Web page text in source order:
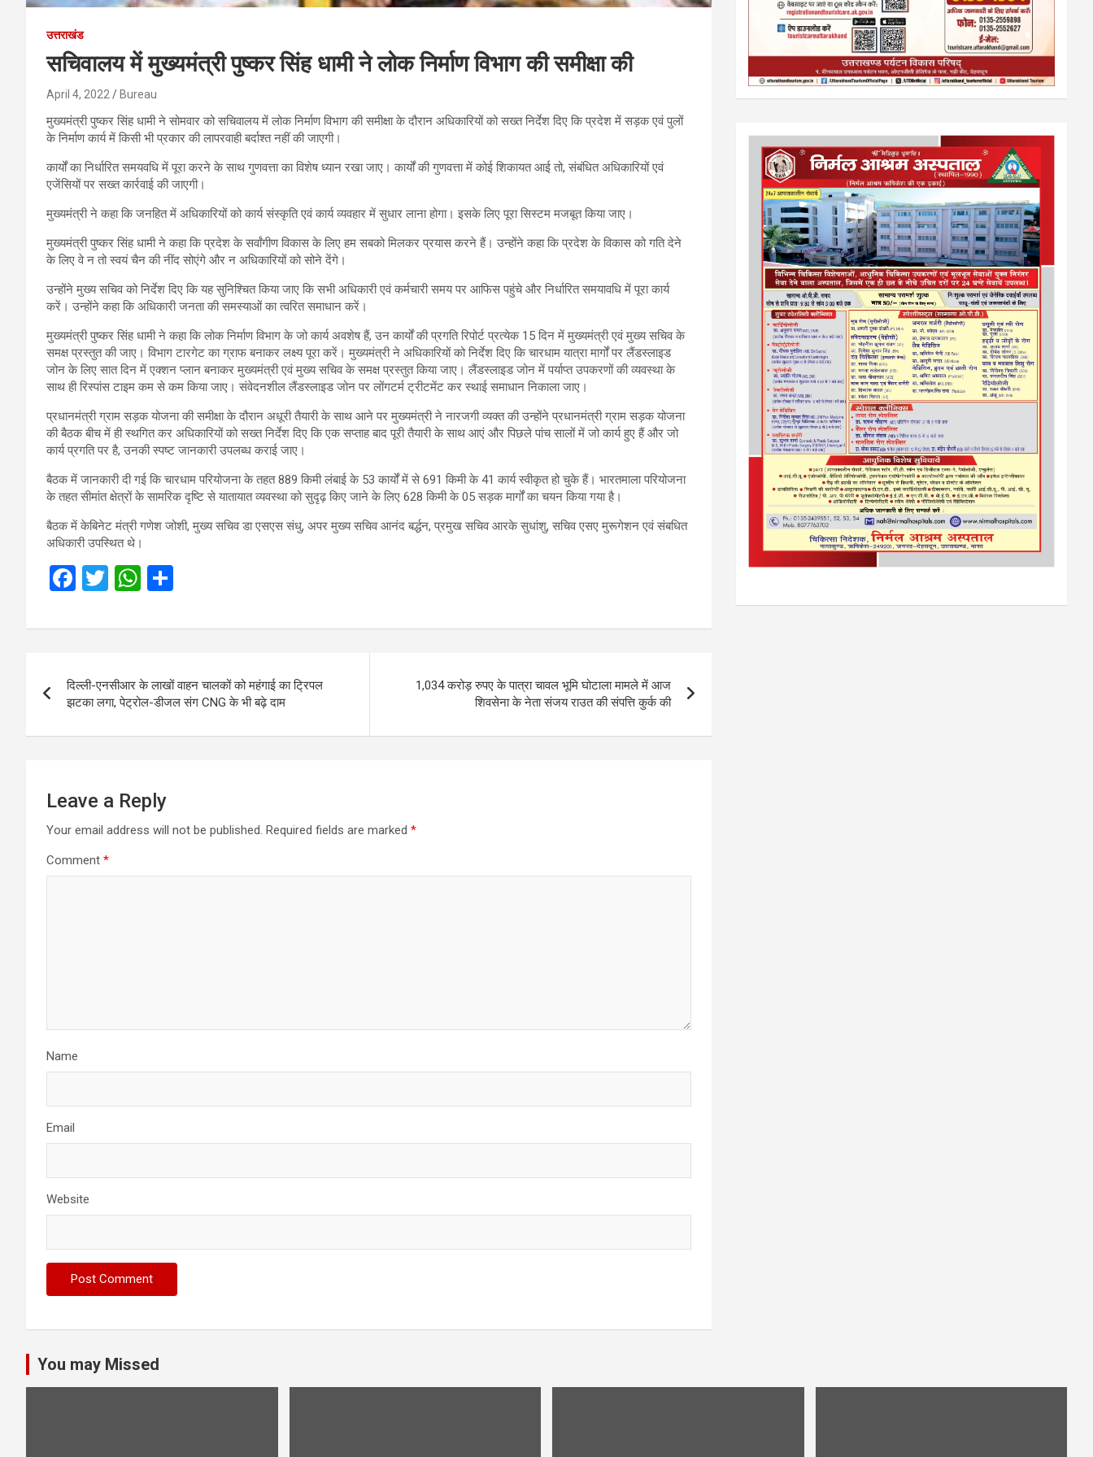
उत्तराखंड
सचिवालय में मुख्यमंत्री पुष्कर सिंह धामी ने लोक निर्माण विभाग की समीक्षा की
April 4, 2022 Bureau
मुख्यमंत्री पुष्कर सिंह धामी ने सोमवार को सचिवालय में लोक निर्माण विभाग की समीक्षा के दौरान अधिकारियों को सख्त निर्देश दिए कि प्रदेश में सड़क एवं पुलों
के निर्माण कार्य में किसी भी प्रकार की लापरवाही बर्दाश्त नहीं की जाएगी।
कार्यों का निर्धारित समयवधि में पूरा करने के साथ गुणवत्ता का विशेष ध्यान रखा जाए। कार्यों की गुणवत्ता में कोई शिकायत आई तो, संबंधित अधिकारियों एवं
एजेंसियों पर सख्त कार्रवाई की जाएगी।
मुख्यमंत्री ने कहा कि जनहित में अधिकारियों को कार्य संस्कृति एवं कार्य व्यवहार में सुधार लाना होगा। इसके लिए पूरा सिस्टम मजबूत किया जाए।
मुख्यमंत्री पुष्कर सिंह धामी ने कहा कि प्रदेश के सर्वांगीण विकास के लिए हम सबको मिलकर प्रयास करने हैं। उन्होंने कहा कि प्रदेश के विकास को गति देने
के लिए वे न तो स्वयं चैन की नींद सोएंगे और न अधिकारियों को सोने देंगे।
उन्होंने मुख्य सचिव को निर्देश दिए कि यह सुनिश्चित किया जाए कि सभी अधिकारी एवं कर्मचारी समय पर आफिस पहुंचे और निर्धारित समयावधि में पूरा कार्य
करें। उन्होंने कहा कि अधिकारी जनता की समस्याओं का त्वरित समाधान करें।
मुख्यमंत्री पुष्कर सिंह धामी ने कहा कि लोक निर्माण विभाग के जो कार्य अवशेष हैं, उन कार्यों की प्रगति रिपोर्ट प्रत्येक 15 दिन में मुख्यमंत्री एवं मुख्य सचिव के
समक्ष प्रस्तुत की जाए। विभाग टारगेट का ग्राफ बनाकर लक्ष्य पूरा करें। मुख्यमंत्री ने अधिकारियों को निर्देश दिए कि चारधाम यात्रा मार्गों पर लैंडस्लाइड
जोन के लिए सात दिन में एक्शन प्लान बनाकर मुख्यमंत्री एवं मुख्य सचिव के समक्ष प्रस्तुत किया जाए। लैंडस्लाइड जोन में पर्याप्त उपकरणों की व्यवस्था के
साथ ही रिस्पांस टाइम कम से कम किया जाए। संवेदनशील लैंडस्लाइड जोन पर लोंगटर्म ट्रीटमेंट कर स्थाई समाधान निकाला जाए।
प्रधानमंत्री ग्राम सड़क योजना की समीक्षा के दौरान अधूरी तैयारी के साथ आने पर मुख्यमंत्री ने नारजगी व्यक्त की उन्होंने प्रधानमंत्री ग्राम सड़क योजना
की बैठक बीच में ही स्थगित कर अधिकारियों को सख्त निर्देश दिए कि एक सप्ताह बाद पूरी तैयारी के साथ आएं और पिछले पांच सालों में जो कार्य हुए हैं और जो
कार्य प्रगति पर है, उनकी स्पष्ट जानकारी उपलब्ध कराई जाए।
बैठक में जानकारी दी गई कि चारधाम परियोजना के तहत 889 किमी लंबाई के 53 कार्यों में से 691 किमी के 41 कार्य स्वीकृत हो चुके हैं। भारतमाला परियोजना
के तहत सीमांत क्षेत्रों के सामरिक दृष्टि से यातायात व्यवस्था को सुदृढ़ किए जाने के लिए 628 किमी के 05 सड़क मार्गों का चयन किया गया है।
बैठक में केबिनेट मंत्री गणेश जोशी, मुख्य सचिव डा एसएस संधु, अपर मुख्य सचिव आनंद बर्द्धन, प्रमुख सचिव आरके सुधांशु, सचिव एसए मुरूगेशन एवं संबधित
अधिकारी उपस्थित थे।
F
ce
o
o
k
T
tt
W
at
A
p
p
ar
navigation
दिल्ली-एनसीआर के लाखों वाहन चालकों को महंगाई का ट्रिपल
झटका लगा, पेट्रोल-डीजल संग CNG के भी बढ़े दाम
1,034 करोड़ रुपए के पात्रा चावल भूमि घोटाला मामले में आज
शिवसेना के नेता संजय राउत की संपत्ति कुर्क की
Leave a Reply
Your email address will not be published. Required fields are marked *
Comment *
Name
Email
Website
You may Missed